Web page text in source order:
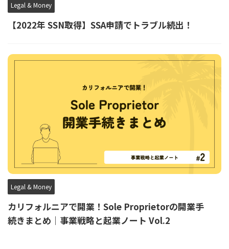
Legal & Money
【2022年 SSN取得】SSA申請でトラブル続出！
Legal & Money
カリフォルニアで開業！Sole Proprietorの開業手
続きまとめ｜事業戦略と起業ノート Vol.2